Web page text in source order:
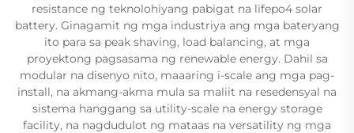
resistance ng teknolohiyang pabigat na lifepo4 solar
battery. Ginagamit ng mga industriya ang mga bateryang
ito para sa peak shaving, load balancing, at mga
proyektong pagsasama ng renewable energy. Dahil sa
modular na disenyo nito, maaaring i-scale ang mga pag-
install, na akmang-akma mula sa maliit na resedensyal na
sistema hanggang sa utility-scale na energy storage
facility, na nagdudulot ng mataas na versatility ng mga